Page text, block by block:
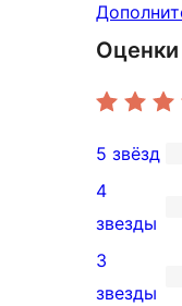
Оценки
3
5-
звездный
отзыв
5 звёзд
0
4-
звездный
4
звезды
0
3
звезды